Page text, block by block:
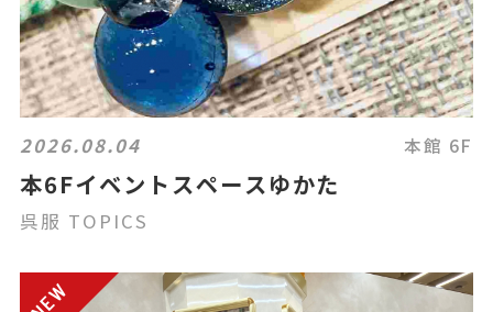
2026.08.04 本館 6F
本6Fイベントスペースゆかた
呉服 TOPICS